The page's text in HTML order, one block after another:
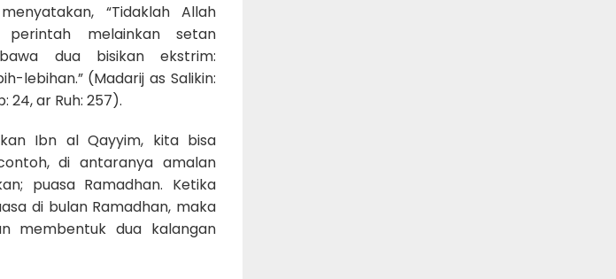
“Tidaklah Allah
perintah melainkan setan
dua bisikan ekstrim:
lebihan.” (Madarij as Salikin:
24, ar Ruh: 257).
Ibn al Qayyim, kita bisa
di antaranya amalan
puasa Ramadhan. Ketika
di bulan Ramadhan, maka
membentuk dua kalangan